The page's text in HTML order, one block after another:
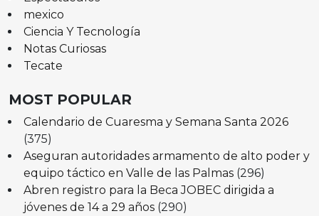
mexico
Ciencia Y Tecnología
Notas Curiosas
Tecate
MOST POPULAR
Calendario de Cuaresma y Semana Santa 2026
(375)
Aseguran autoridades armamento de alto poder y
equipo táctico en Valle de las Palmas (296)
Abren registro para la Beca JOBEC dirigida a
jóvenes de 14 a 29 años (290)